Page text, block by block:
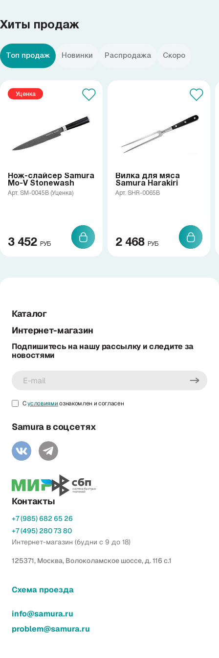
Хиты продаж
Топ продаж Новинки Распродажа Скоро
Уценка
Нож-слайсер Samura
Mo-V Stonewash
Арт. SM-0045B (Уценка)
3 452 РУБ
Вилка для мяса
Samura Harakiri
Арт. SHR-0065B
2 468 РУБ
Каталог
Интернет-магазин
Подпишитесь на нашу рассылку и следите за
новостями
Сусловиямиознакомлен и согласен
Samura в соцсетях
Контакты
+7 (985) 682 65 26
+7 (495) 280 73 80
Интернет-магазин (будни с 9 до 18)
125371, Москва, Волоколамское шоссе, д. 116 с.1
Схема проезда
info@samura.ru
problem@samura.ru